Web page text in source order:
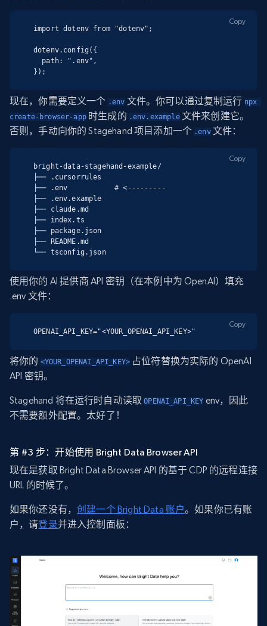
import dotenv from "dotenv";
dotenv.config({
});
Copy
现在，你需要定义一个 .env 文件。你可以通过复制运行 npx
create-browser-app时生成的 .env.example文件来创建它。
否则，手动向你的 Stagehand 项目添加一个 .env文件：
bright-data-stagehand-example/
├── .cursorrules
├── .env           # <---------
├── .env.example
├── claude.md
├── index.ts
├── package.json
├── README.md
└── tsconfig.json
Copy
使用你的 AI 提供商 API 密钥（在本例中为 OpenAI）填充
.env 文件：
OPENAI_API_KEY="<YOUR_OPENAI_API_KEY>"
Copy
将你的 <YOUR_OPENAI_API_KEY> 占位符替换为实际的 OpenAI
API 密钥。
Stagehand 将在运行时自动读取OPENAI_API_KEY env，因此
不需要额外配置。太好了！
第 #3 步：开始使用 Bright Data Browser API
现在是获取 Bright Data Browser API 的基于 CDP 的远程连接
URL 的时候了。
如果你还没有，创建一个 Bright Data 账户。如果你已有账
户，请登录并进入控制面板：